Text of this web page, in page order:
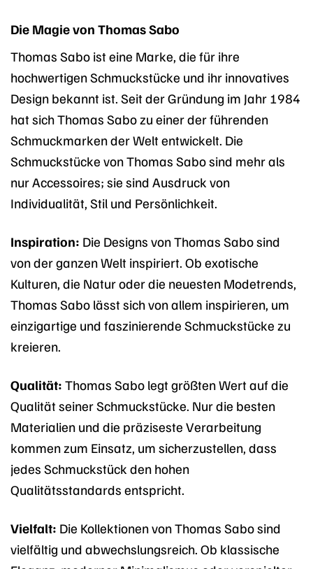
Die Magie von Thomas Sabo
Thomas Sabo ist eine Marke, die für ihre
hochwertigen Schmuckstücke und ihr innovatives
Design bekannt ist. Seit der Gründung im Jahr 1984
hat sich Thomas Sabo zu einer der führenden
Schmuckmarken der Welt entwickelt. Die
Schmuckstücke von Thomas Sabo sind mehr als
nur Accessoires; sie sind Ausdruck von
Individualität, Stil und Persönlichkeit.
Inspiration: Die Designs von Thomas Sabo sind
von der ganzen Welt inspiriert. Ob exotische
Kulturen, die Natur oder die neuesten Modetrends,
Thomas Sabo lässt sich von allem inspirieren, um
einzigartige und faszinierende Schmuckstücke zu
kreieren.
Qualität: Thomas Sabo legt größten Wert auf die
Qualität seiner Schmuckstücke. Nur die besten
Materialien und die präziseste Verarbeitung
kommen zum Einsatz, um sicherzustellen, dass
jedes Schmuckstück den hohen
Qualitätsstandards entspricht.
Vielfalt: Die Kollektionen von Thomas Sabo sind
vielfältig und abwechslungsreich. Ob klassische